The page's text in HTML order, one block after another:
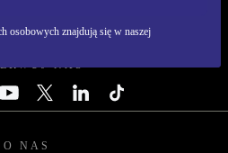
osobowych znajdują się w naszej
NAS
O NAS